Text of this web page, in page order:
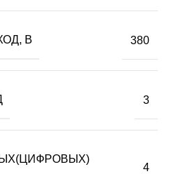
В 380
3
4